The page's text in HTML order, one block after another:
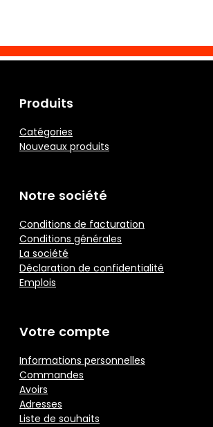
Produits
Catégories
Nouveaux produits
Notre société
Conditions de facturation
Conditions générales
La société
Déclaration de confidentialité
Emplois
Votre compte
Informations personnelles
Commandes
Avoirs
Adresses
Liste de souhaits